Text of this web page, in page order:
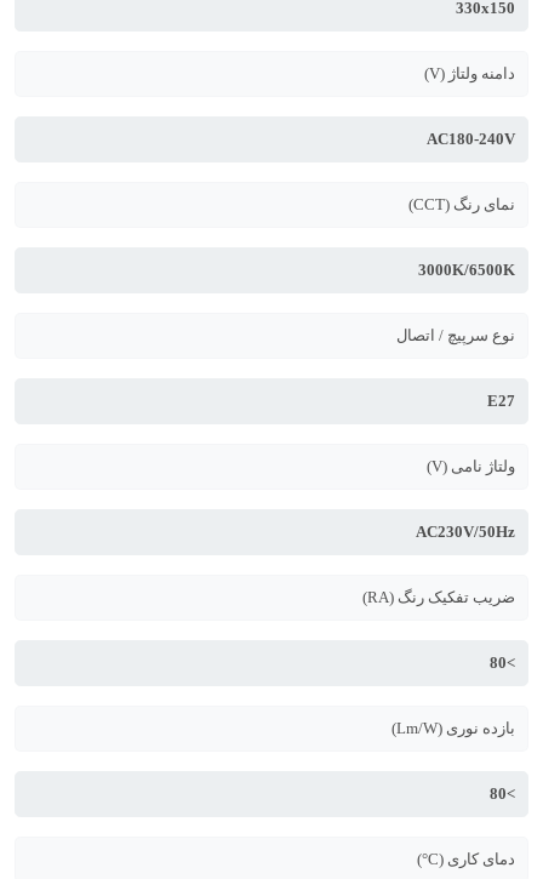
330x150
دامنه ولتاژ (V)
AC180-240V
نمای رنگ (CCT)
3000K/6500K
نوع سرپیچ / اتصال
E27
ولتاژ نامی (V)
AC230V/50Hz
ضریب تفکیک رنگ (RA)
>80
بازده نوری (Lm/W)
>80
دمای کاری (C°)